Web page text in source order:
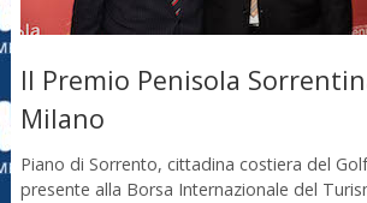
Il Premio Penisola
Milano
Piano di Sorrento, cittadina costiera del
presente alla Borsa Internazionale del